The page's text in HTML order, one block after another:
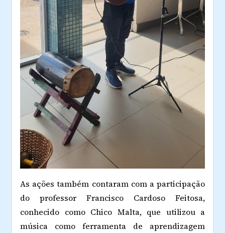
As ações também contaram com a participação
do professor Francisco Cardoso Feitosa,
conhecido como Chico Malta, que utilizou a
música como ferramenta de aprendizagem